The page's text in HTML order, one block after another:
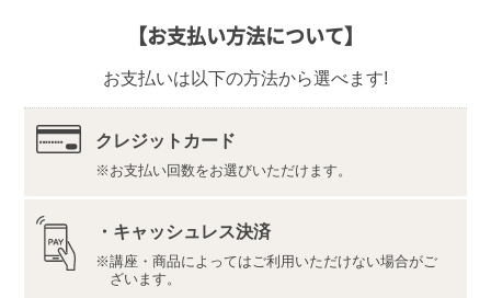
〒350-1111
株式会社ユーキャンロジ
資格取得には受験資格が必要です。詳しくはこちらを
ご確認ください。
法改正や試験に関する情報の変更があった際には、追
補教材をお送りし、写真の教材と併せて学習していた
過去問題集は後送となります。
実技試験対策教材は、受講時期によっては後送となり
ます。
学習資料集はユーキャン受講生限定のデジタル学習サ
【お支払い方法について】
お支払いは以下の方法から選べます!
クレジットカード
お支払い回数をお選びいただけます。
・キャッシュレス決済
講座・商品によってはご利用いただけない場合がご
ざいます。